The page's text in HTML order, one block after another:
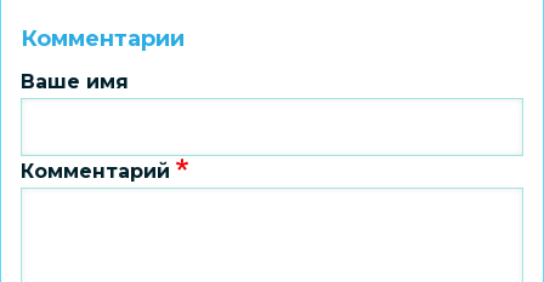
Комментарии
Ваше имя
Комментарий